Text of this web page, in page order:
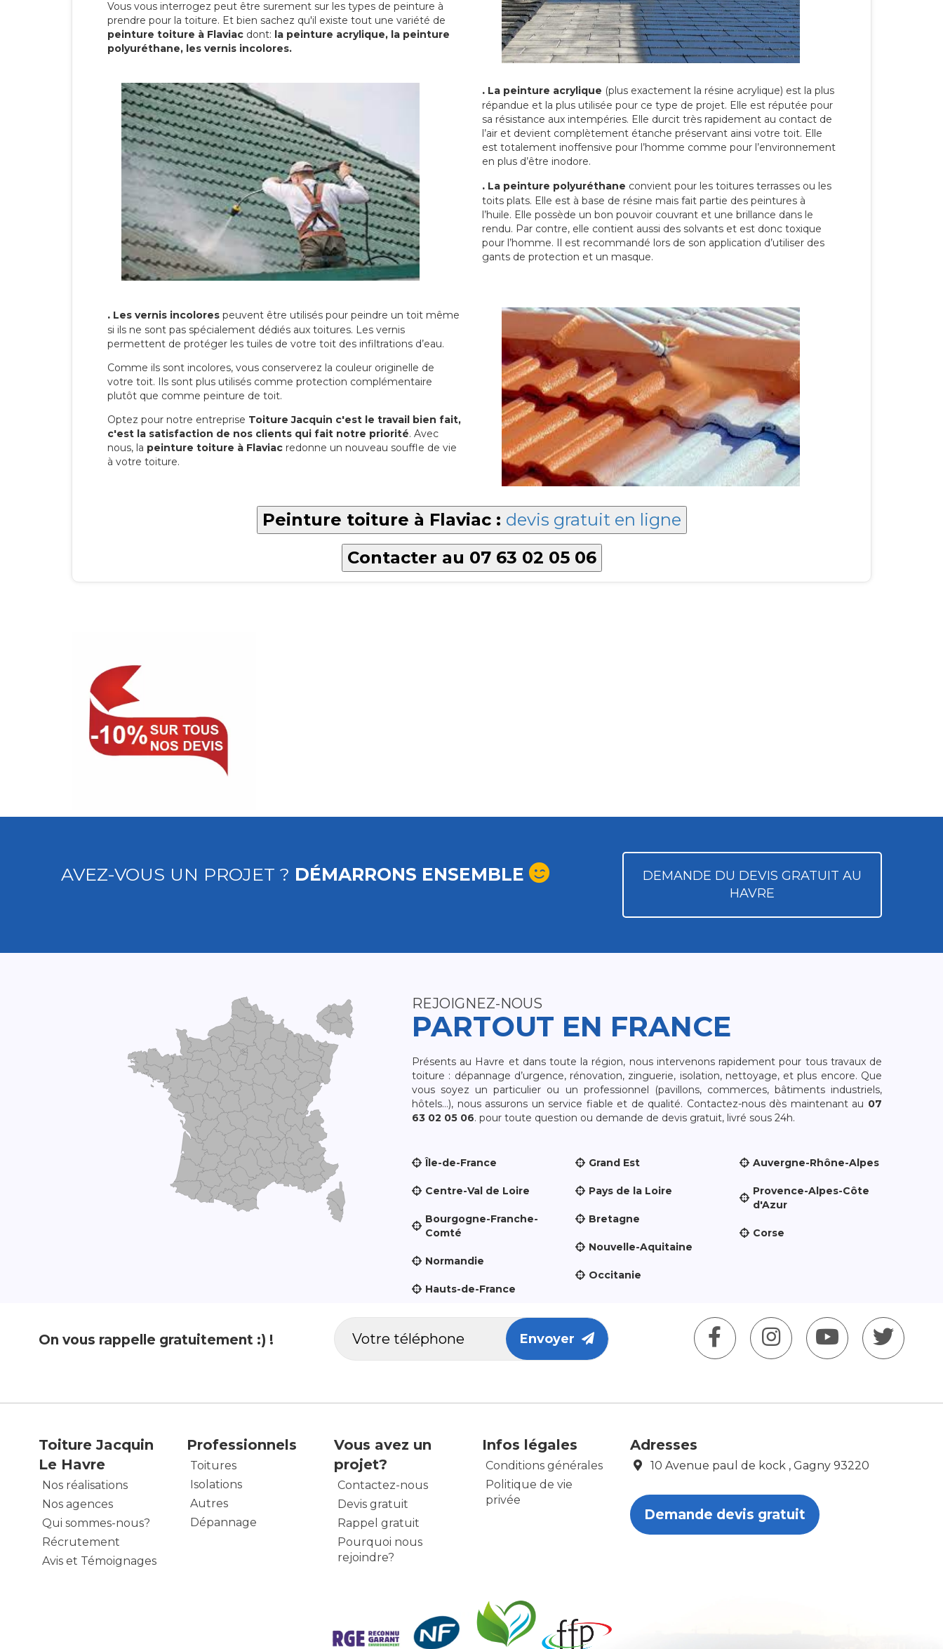
Vous vous interrogez peut être surement sur les types de peinture à
prendre pour la toiture. Et bien sachez qu'il existe tout une variété de
peinture toiture à Flaviac dont: la peinture acrylique, la peinture
polyuréthane, les vernis incolores.
. La peinture acrylique (plus exactement la résine acrylique) est la plus
répandue et la plus utilisée pour ce type de projet. Elle est réputée pour
sa résistance aux intempéries. Elle durcit très rapidement au contact de
l’air et devient complètement étanche préservant ainsi votre toit. Elle
est totalement inoffensive pour l’homme comme pour l’environnement
en plus d’être inodore.
. La peinture polyuréthane convient pour les toitures terrasses ou les
toits plats. Elle est à base de résine mais fait partie des peintures à
l’huile. Elle possède un bon pouvoir couvrant et une brillance dans le
rendu. Par contre, elle contient aussi des solvants et est donc toxique
pour l’homme. Il est recommandé lors de son application d’utiliser des
gants de protection et un masque.
. Les vernis incolores peuvent être utilisés pour peindre un toit même
si ils ne sont pas spécialement dédiés aux toitures. Les vernis
permettent de protéger les tuiles de votre toit des infiltrations d’eau.
Comme ils sont incolores, vous conserverez la couleur originelle de
votre toit. Ils sont plus utilisés comme protection complémentaire
plutôt que comme peinture de toit.
Optez pour notre entreprise Toiture Jacquin c'est le travail bien fait,
c'est la satisfaction de nos clients qui fait notre priorité. Avec
nous, la peinture toiture à Flaviac redonne un nouveau souffle de vie
à votre toiture.
Peinture toiture à Flaviac : devis gratuit en ligne
Contacter au 07 63 02 05 06
AVEZ-VOUS UN PROJET ? DÉMARRONS ENSEMBLE
DEMANDE DU DEVIS GRATUIT AU
HAVRE
REJOIGNEZ-NOUS
PARTOUT EN FRANCE
Présents au Havre et dans toute la région, nous intervenons rapidement pour tous travaux de
toiture : dépannage d’urgence, rénovation, zinguerie, isolation, nettoyage, et plus encore. Que
vous soyez un particulier ou un professionnel (pavillons, commerces, bâtiments industriels,
hôtels…), nous assurons un service fiable et de qualité. Contactez-nous dès maintenant au 07
63 02 05 06. pour toute question ou demande de devis gratuit, livré sous 24h.
Île-de-France
Centre-Val de Loire
Bourgogne-Franche-
Comté
Normandie
Hauts-de-France
Grand Est
Pays de la Loire
Bretagne
Nouvelle-Aquitaine
Occitanie
Auvergne-Rhône-Alpes
Provence-Alpes-Côte
d'Azur
Corse
On vous rappelle gratuitement :) ! Envoyer
Toiture Jacquin
Le Havre
Nos réalisations
Nos agences
Qui sommes-nous?
Récrutement
Avis et Témoignages
Professionnels
Toitures
Isolations
Autres
Dépannage
Vous avez un
projet?
Contactez-nous
Devis gratuit
Rappel gratuit
Pourquoi nous
rejoindre?
Infos légales
Conditions générales
Politique de vie
privée
Adresses
10 Avenue paul de kock , Gagny 93220
Demande devis gratuit